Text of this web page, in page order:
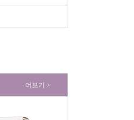
더보기 >